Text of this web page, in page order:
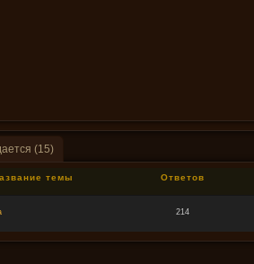
(15)
темы Ответов
214